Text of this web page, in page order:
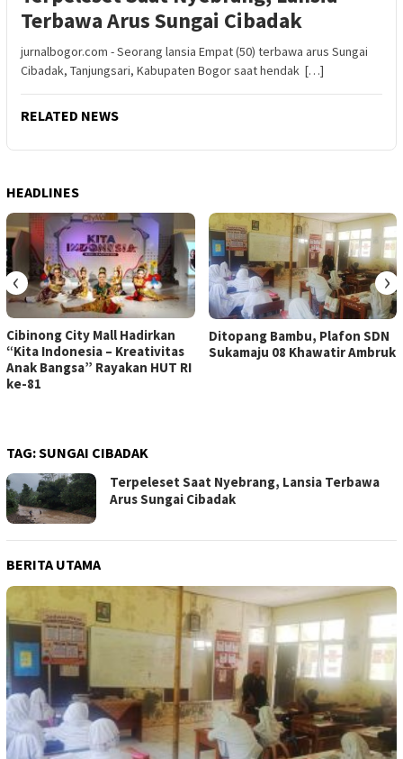
Terbawa Arus Sungai Cibadak
jurnalbogor.com - Seorang lansia Empat (50) terbawa arus Sungai
Cibadak, Tanjungsari, Kabupaten Bogor saat hendak […]
RELATED NEWS
HEADLINES
Cibinong City Mall Hadirkan
“Kita Indonesia – Kreativitas
Anak Bangsa” Rayakan HUT RI
ke-81
Ditopang Bambu, Plafon SDN
Sukamaju 08 Khawatir Ambruk
‹ ›
TAG:SUNGAI CIBADAK
Terpeleset Saat Nyebrang, Lansia Terbawa
Arus Sungai Cibadak
BERITA UTAMA